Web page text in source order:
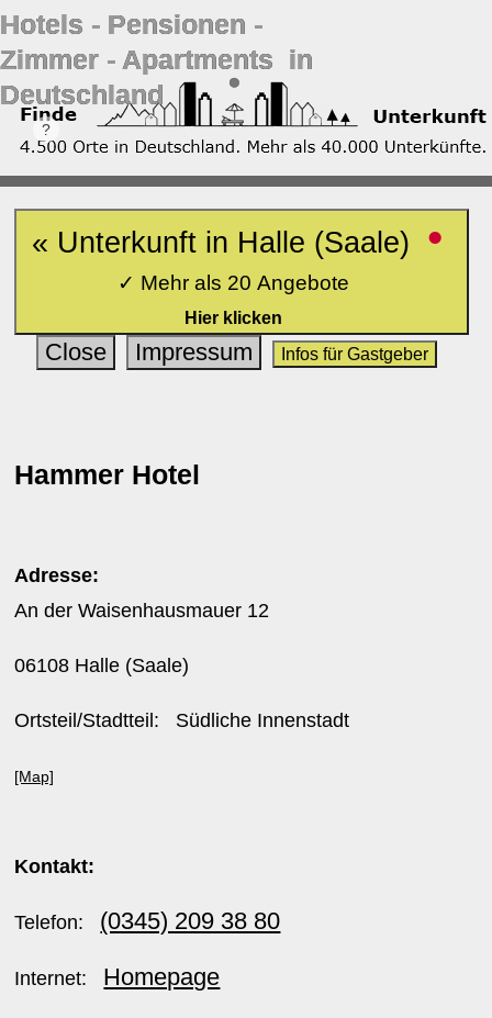
Hotels ‐ Pensionen ‐
Zimmer ‐ Apartments in
Deutschland
« Unterkunft in Halle (Saale) •
✓ Mehr als 20 Angebote
Hier klicken
Close Impressum Infos für Gastgeber
Hammer Hotel
Adresse:
An der Waisenhausmauer 12
06108 Halle (Saale)
Ortsteil/Stadtteil: Südliche Innenstadt
[Map]
Kontakt:
Telefon: (0345) 209 38 80
Internet: Homepage